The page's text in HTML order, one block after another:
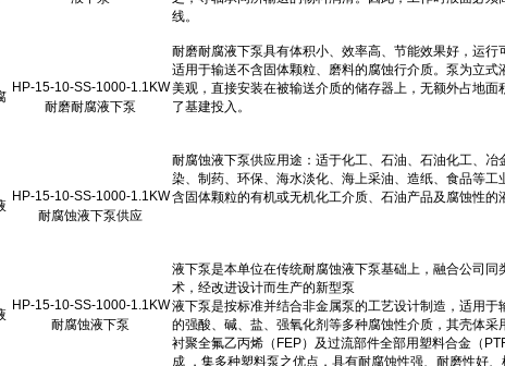
HP-15-10-SS-1000-1.1KW
耐磨耐腐液下泵
HP-15-10-SS-1000-1.1KW
耐腐蚀液下泵供应
HP-15-10-SS-1000-1.1KW
耐腐蚀液下泵